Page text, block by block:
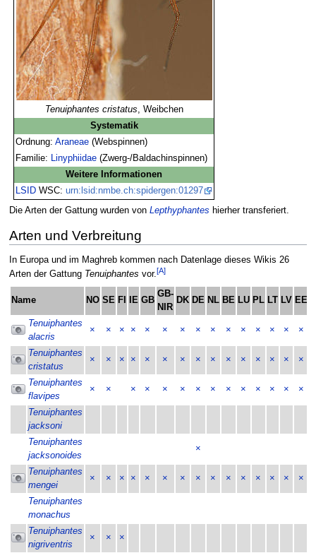
Tenuiphantes cristatus , Weibchen
Systematik
Ordnung:Araneae (Webspinnen)
Familie:
Linyphiidae (Zwerg-/Baldachinspinnen)
Weitere Informationen
LSID WSC:urn:lsid:nmbe.ch:spidergen:01297
Die Arten der Gattung wurden von Lepthyphantes hierher transferiert.
Arten und Verbreitung
In Europa und im Maghreb kommen nach Datenlage dieses Wikis 26
Arten der Gattung Tenuiphantes vor.[A]
Name NO SE FI IE GB
GB-
NIR
DK DE NL BE LU PL LT LV EE
Tenuiphantes
alacris
× × × × × × × × × × × × × × ×
Tenuiphantes
cristatus
× × × × × × × × × × × × × × ×
Tenuiphantes
flavipes
× × × × × × × × × × × × × ×
Tenuiphantes
jacksoni
Tenuiphantes
jacksonoides
×
Tenuiphantes
mengei
× × × × × × × × × × × × × × ×
Tenuiphantes
monachus
Tenuiphantes
nigriventris
× × ×